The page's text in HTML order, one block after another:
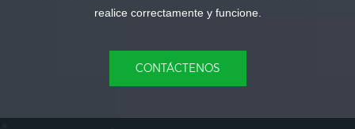
realice correctamente y funcione.
CONTÁCTENOS